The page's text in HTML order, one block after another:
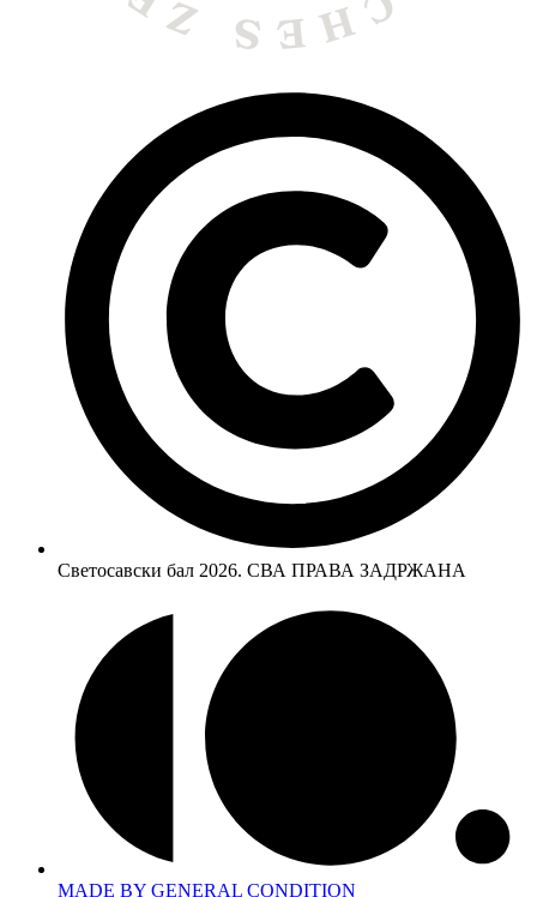
Светосавски бал 2026. СВА ПРАВА ЗАДРЖАНА
MADE BY GENERAL CONDITION